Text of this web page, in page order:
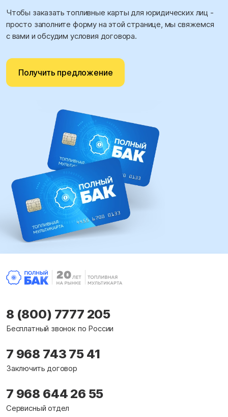
Чтобы заказать топливные карты для юридических лиц -
просто заполните форму на этой странице, мы свяжемся
с вами и обсудим условия договора.
Получить предложение
8 (800) 7777 205
Бесплатный звонок по России
7 968 743 75 41
Заключить договор
7 968 644 26 55
Сервисный отдел